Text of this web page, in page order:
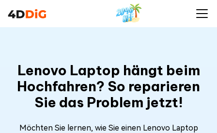
Lenovo Laptop hängt beim
Hochfahren? So reparieren
Sie das Problem jetzt!
Möchten Sie lernen, wie Sie einen Lenovo Laptop